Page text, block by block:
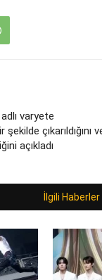
varyete
çıkarıldığını
açıkladı
İlgili Haberler